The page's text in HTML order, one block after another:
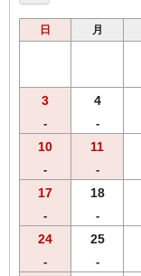
日 月
3
-
4
-
10
-
11
-
17
-
18
-
24
-
25
-